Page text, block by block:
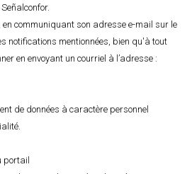
communiquant son adresse e-mail sur le
notifications mentionnées, bien qu'à tout
en envoyant un courriel à l’adresse :
de données à caractère personnel
portail